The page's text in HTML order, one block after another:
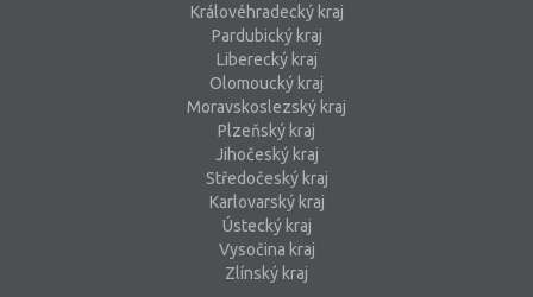
Královéhradecký kraj
Pardubický kraj
Liberecký kraj
Olomoucký kraj
Moravskoslezský kraj
Plzeňský kraj
Jihočeský kraj
Středočeský kraj
Karlovarský kraj
Ústecký kraj
Vysočina kraj
Zlínský kraj